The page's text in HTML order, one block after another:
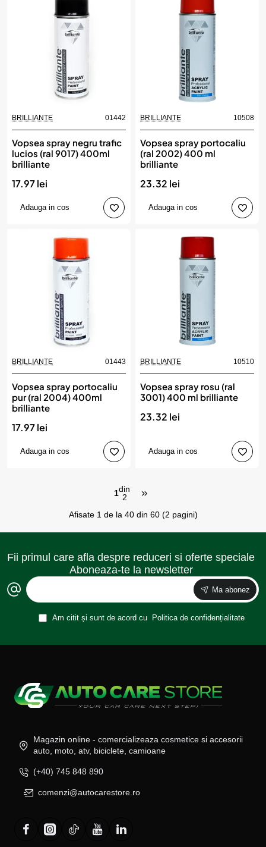
BRILLIANTE 01442
Vopsea spray negru trafic
lucios (ral 9017) 400ml
brilliante
17.97 lei
Adauga in cos
BRILLIANTE 10508
Vopsea spray portocaliu
(ral 2002) 400 ml
brilliante
23.32 lei
Adauga in cos
BRILLIANTE 01443
Vopsea spray portocaliu
pur (ral 2004) 400ml
brilliante
17.97 lei
Adauga in cos
BRILLIANTE 10510
Vopsea spray rosu (ral
3001) 400 ml brilliante
23.32 lei
Adauga in cos
1din
2
Afisate 1 de la 40 din 60 (2 pagini)
Fii primul care afla despre reduceri si oferte speciale
Aboneaza-te la newsletter
Ma abonez
Am citit și sunt de acord cu Politica de confidențialitate
Magazin online - comercializeaza cosmetice si accesorii
auto, moto, atv, biciclete, camioane
(+40) 745 848 890
comenzi@autocarestore.ro